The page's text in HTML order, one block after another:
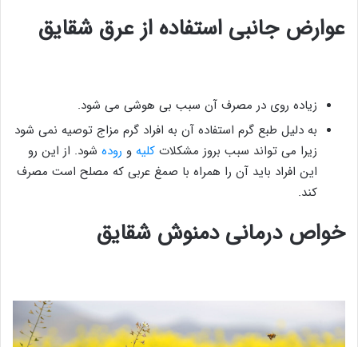
عوارض جانبی استفاده از عرق شقایق
زیاده روی در مصرف آن سبب بی هوشی می شود.
به دلیل طبع گرم استفاده آن به افراد گرم مزاج توصیه نمی شود
زیرا می تواند سبب بروز مشکلات کلیه و روده شود. از این رو
این افراد باید آن را همراه با صمغ عربی که مصلح است مصرف
کند.
خواص درمانی دمنوش شقایق